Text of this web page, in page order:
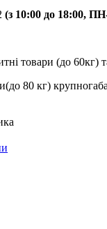
(з 10:00 до 18:00,
товари (до 60кг)
80 кг)